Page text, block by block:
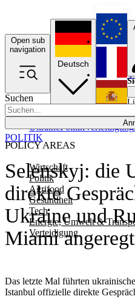
Open sub
navigation
Suchen
POLICY AREAS
Wirtschaft
Politik
Agrifood
Gesundheit
Tech
Energie, Umwelt &
Verteidigung
UkrainePolitikVerteidigung
Deutsch
Selenskyj: die
direkte
Ukraine und
Miami angeregt
Das letzte Mal führten
Istanbul offizielle direkte
POLITIK